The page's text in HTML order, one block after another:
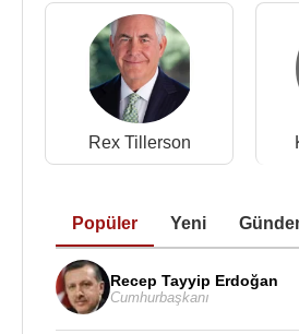
14.Trump Soho
15.Trump Parc Stamford
16.Trump Ocean Club
17.Trump Towers
Rex Tillerson
Popüler Yeni
Recep Tayyip Erdoğan
Cumhurbaşkanı